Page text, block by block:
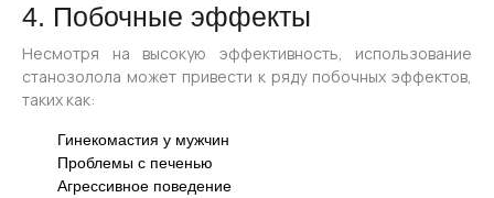
4. Побочные эффекты
Несмотря на высокую эффективность, использование
станозолола может привести к ряду побочных эффектов,
таких как:
Гинекомастия у мужчин
Проблемы с печенью
Агрессивное поведение